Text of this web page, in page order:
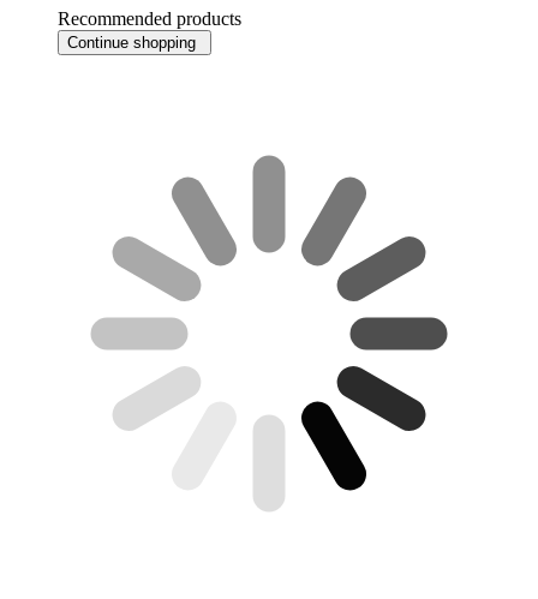
Recommended products
Continue shopping